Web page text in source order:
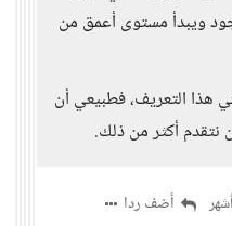
ويبدأ مستوى أعمق من
هذا التعريف، فطبيعي أن
نتقدم أكثر من ذلك.
أضف ردا